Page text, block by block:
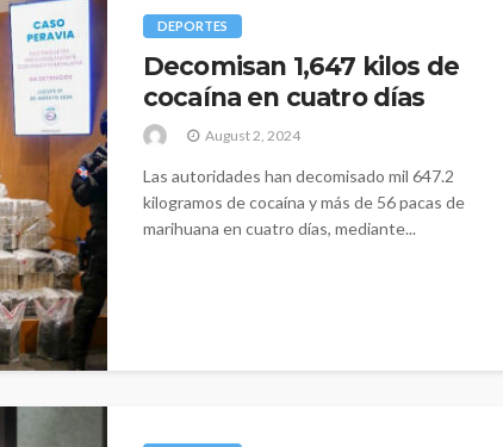
DEPORTES
Decomisan 1,647 kilos de
cocaína en cuatro días
August 2, 2024
Las autoridades han decomisado mil 647.2
kilogramos de cocaína y más de 56 pacas de
marihuana en cuatro días, mediante...